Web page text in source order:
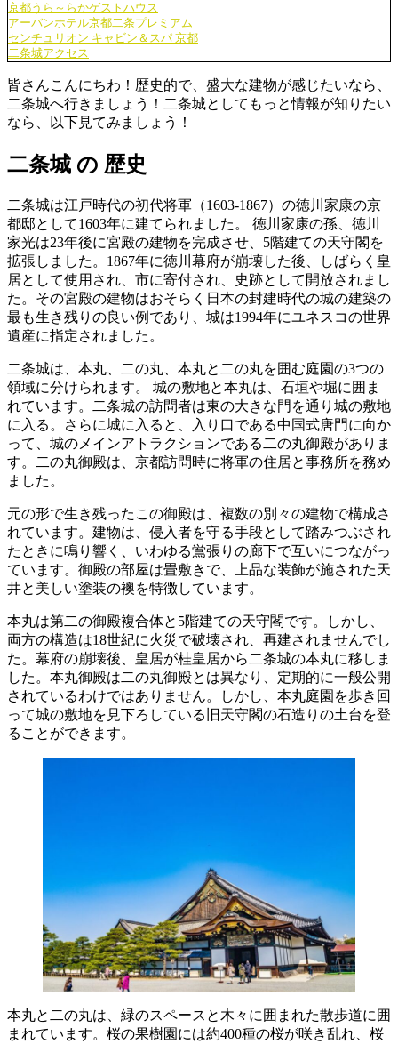
京都うら～らかゲストハウス
アーバンホテル京都二条プレミアム
センチュリオン キャビン＆スパ 京都
二条城アクセス
皆さんこんにちわ！歴史的で、盛大な建物が感じたいなら、
二条城へ行きましょう！二条城としてもっと情報が知りたい
なら、以下見てみましょう！
二条城 の 歴史
二条城は江戸時代の初代将軍（1603-1867）の徳川家康の京
都邸として1603年に建てられました。 徳川家康の孫、 徳川
家光は23年後に宮殿の建物を完成させ、5階建ての天守閣を
拡張しました。1867年に徳川幕府が崩壊した後、しばらく皇
居として使用され、市に寄付され、史跡として開放されまし
た。その宮殿の建物はおそらく日本の封建時代の城の建築の
最も生き残りの良い例であり、城は1994年にユネスコの世界
遺産に指定されました。
二条城は、本丸、二の丸、本丸と二の丸を囲む庭園の3つの
領域に分けられます。 城の敷地と本丸は、石垣や堀に囲ま
れています。二条城の訪問者は東の大きな門を通り城の敷地
に入る。さらに城に入ると、入り口である中国式唐門に向か
って、城のメインアトラクションである二の丸御殿がありま
す。二の丸御殿は、京都訪問時に将軍の住居と事務所を務め
ました。
元の形で生き残ったこの御殿は、複数の別々の建物で構成さ
れています。建物は、侵入者を守る手段として踏みつぶされ
たときに鳴り響く、いわゆる鴬張り の廊下で互いにつながっ
ています。御殿の部屋は畳敷きで、上品な装飾が施された天
井と美しい塗装の襖を特徴しています。
本丸は第二の御殿複合体と5階建ての天守閣です。しかし、
両方の構造は18世紀に火災で破壊され、再建されませんでし
た。幕府の崩壊後、皇居が桂皇居から二条城の本丸に移しま
した。本丸御殿は二の丸御殿とは異なり、定期的に一般公開
されているわけではありません。しかし、本丸庭園を歩き回
って城の敷地を見下ろしている旧天守閣の石造りの土台を登
ることができます。
本丸と二の丸は、緑のスペースと木々に囲まれた散歩道に囲
まれています。桜の果樹園には約400種の桜が咲き乱れ、桜